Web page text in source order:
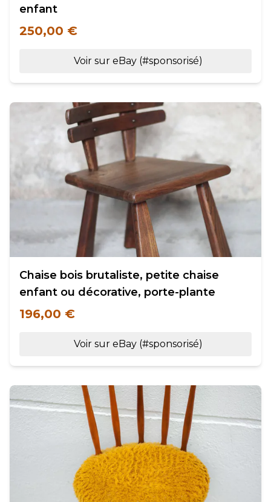
enfant
250,00 €
Voir sur eBay (#sponsorisé)
Chaise bois brutaliste, petite chaise
enfant ou décorative, porte-plante
196,00 €
Voir sur eBay (#sponsorisé)